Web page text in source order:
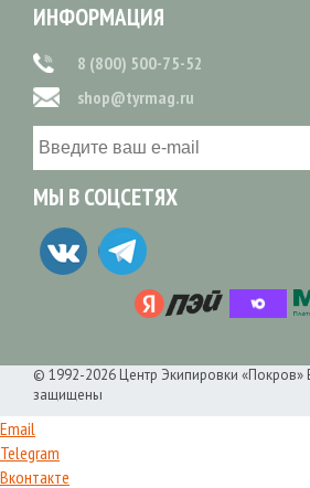
ИНФОРМАЦИЯ
8 (800) 500-75-52
shop@tyrmag.ru
МЫ В СОЦСЕТЯХ
© 1992-2026 Центр Экипировки «Покров»
защищены
Email
Telegram
Вконтакте